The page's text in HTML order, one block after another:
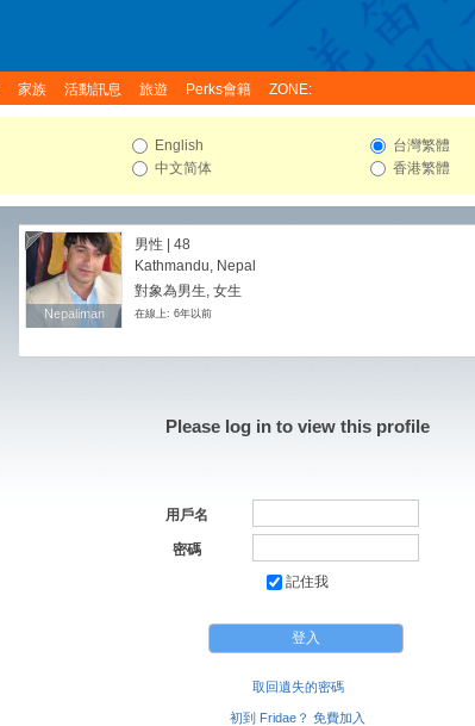
家族 活動訊息 旅遊 Perks會籍 ZONE:
English
中文简体
台灣繁體
香港繁體
Nepaliman
Nepaliman
男性 | 48
Kathmandu, Nepal
對象為男生, 女生
在線上: 6年以前
Please log in to view this profile
用戶名
密碼
記住我
取回遺失的密碼
初到 Fridae？ 免費加入